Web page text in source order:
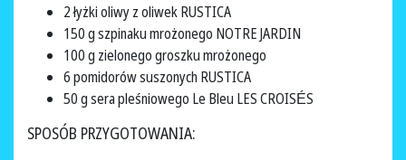
2 łyżki oliwy z oliwek RUSTICA
150 g szpinaku mrożonego NOTRE JARDIN
100 g zielonego groszku mrożonego
6 pomidorów suszonych RUSTICA
50 g sera pleśniowego Le Bleu LES CROISÉS
SPOSÓB PRZYGOTOWANIA: